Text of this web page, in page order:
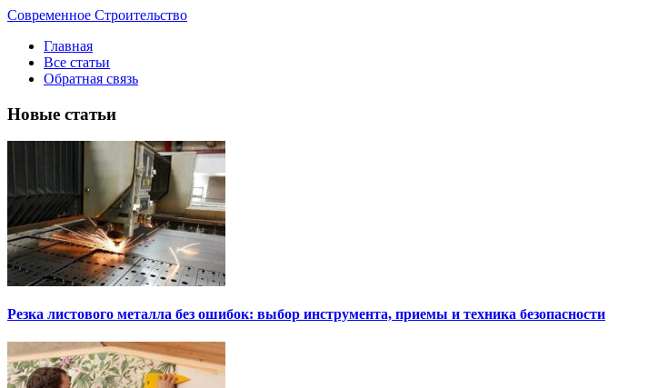
Современное Строительство
Главная
Все статьи
Обратная связь
Новые статьи
Резка листового металла без ошибок: выбор инструмента, приемы и техника безопасности